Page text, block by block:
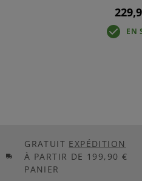
EN
GRATUIT EXPÉDITION
À PARTIR DE 199,90 €
PANIER